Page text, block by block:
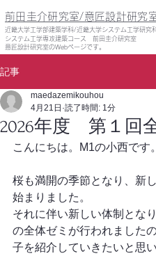
前田圭介研究室/意匠設計研究
近畿大学工学部建築学科/近畿大学システム工学研究
システム工学専攻建築コース 前田圭介研究室
意匠設計研究室のWebページです。
記事
2026年度 第１回
maedazemikouhou
4月21日 読了時間: 1分
こんにちは。M1の小西です。
桜も満開の季節となり、新
始まりました。
それに伴い新しい体制とな
の全体ゼミが行われました
子を紹介していきたいと思い